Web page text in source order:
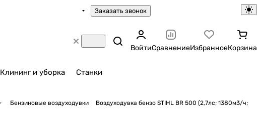
Заказать звонок
ВойтиСравнениеИзбранноеКорзина
Клининг и уборка Станки
Бензиновые воздуходувки
Воздуходувка бензо STIHL BR 500 (2,7лс; 1380м3/ч;